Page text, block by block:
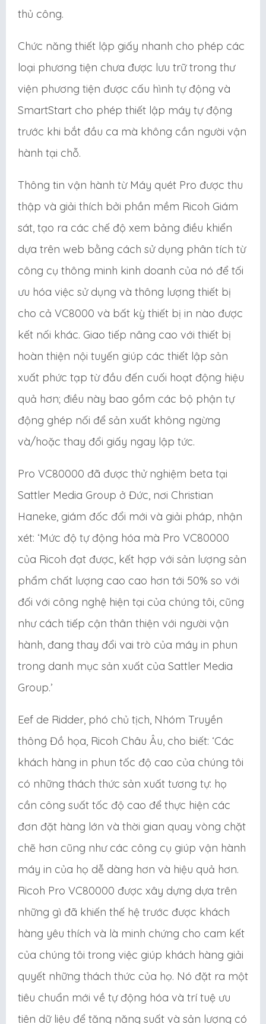
thủ công.
Chức năng thiết lập giấy nhanh cho phép các
loại phương tiện chưa được lưu trữ trong thư
viện phương tiện được cấu hình tự động và
SmartStart cho phép thiết lập máy tự động
trước khi bắt đầu ca mà không cần người vận
hành tại chỗ.
Thông tin vận hành từ Máy quét Pro được thu
thập và giải thích bởi phần mềm Ricoh Giám
sát, tạo ra các chế độ xem bảng điều khiển
dựa trên web bằng cách sử dụng phân tích từ
công cụ thông minh kinh doanh của nó để tối
ưu hóa việc sử dụng và thông lượng thiết bị
cho cả VC8000 và bất kỳ thiết bị in nào được
kết nối khác. Giao tiếp nâng cao với thiết bị
hoàn thiện nội tuyến giúp các thiết lập sản
xuất phức tạp từ đầu đến cuối hoạt động hiệu
quả hơn; điều này bao gồm các bộ phận tự
động ghép nối để sản xuất không ngừng
và/hoặc thay đổi giấy ngay lập tức.
Pro VC80000 đã được thử nghiệm beta tại
Sattler Media Group ở Đức, nơi Christian
Haneke, giám đốc đổi mới và giải pháp, nhận
xét: ‘Mức độ tự động hóa mà Pro VC80000
của Ricoh đạt được, kết hợp với sản lượng sản
phẩm chất lượng cao cao hơn tới 50% so với
đối với công nghệ hiện tại của chúng tôi, cũng
như cách tiếp cận thân thiện với người vận
hành, đang thay đổi vai trò của máy in phun
trong danh mục sản xuất của Sattler Media
Group.’
Eef de Ridder, phó chủ tịch, Nhóm Truyền
thông Đồ họa, Ricoh Châu Âu, cho biết: ‘Các
khách hàng in phun tốc độ cao của chúng tôi
có những thách thức sản xuất tương tự: họ
cần công suất tốc độ cao để thực hiện các
đơn đặt hàng lớn và thời gian quay vòng chặt
chẽ hơn cũng như các công cụ giúp vận hành
máy in của họ dễ dàng hơn và hiệu quả hơn.
Ricoh Pro VC80000 được xây dựng dựa trên
những gì đã khiến thế hệ trước được khách
hàng yêu thích và là minh chứng cho cam kết
của chúng tôi trong việc giúp khách hàng giải
quyết những thách thức của họ. Nó đặt ra một
tiêu chuẩn mới về tự động hóa và trí tuệ ưu
tiên dữ liệu để tăng năng suất và sản lượng có